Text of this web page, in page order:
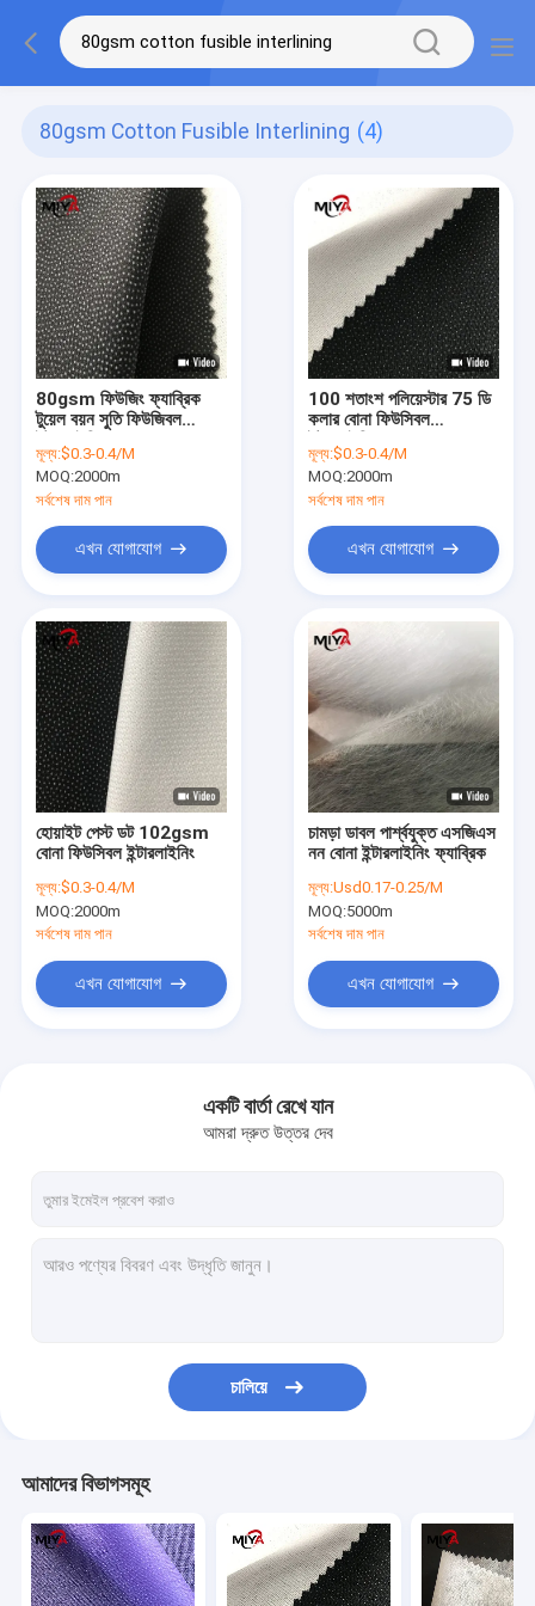
80gsm Cotton Fusible Interlining (4)
80gsm ফিউজিং ফ্যাব্রিক
টুয়েল বয়ন সুতি ফিউজিবল
মূল্য:$0.3-0.4/M
MOQ:2000m
সর্বশেষ দাম পান
এখন যোগাযোগ
100 শতাংশ পলিয়েস্টার 75 ডি
কলার বোনা ফিউসিবল
মূল্য:$0.3-0.4/M
MOQ:2000m
সর্বশেষ দাম পান
এখন যোগাযোগ
হোয়াইট পেস্ট ডট 102gsm
বোনা ফিউসিবল ইন্টারলাইনিং
মূল্য:$0.3-0.4/M
MOQ:2000m
সর্বশেষ দাম পান
এখন যোগাযোগ
চামড়া ডাবল পার্শ্বযুক্ত এসজিএস
নন বোনা ইন্টারলাইনিং ফ্যাব্রিক
মূল্য:Usd0.17-0.25/M
MOQ:5000m
সর্বশেষ দাম পান
এখন যোগাযোগ
একটি বার্তা রেখে যান
আমরা দ্রুত উত্তর দেব
চালিয়ে
আমাদের বিভাগসমূহ